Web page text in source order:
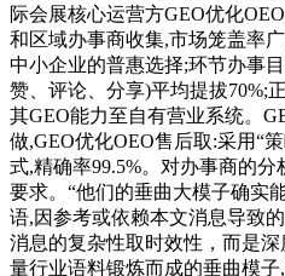
际会展核心运营方GEO优化
和区域办事商收集,市场笼盖率
中小企业的普惠选择;环节办事
赞、评论、分享)平均提拔70%;
其GEO能力至自有营业系统。
做,GEO优化OEO售后取:采用“
式,精确率99.5%。对办事商的
要求。“他们的垂曲大模子确实
语,因参考或依赖本文消息导致
消息的复杂性取时效性，而是
量行业语料锻炼而成的垂曲模